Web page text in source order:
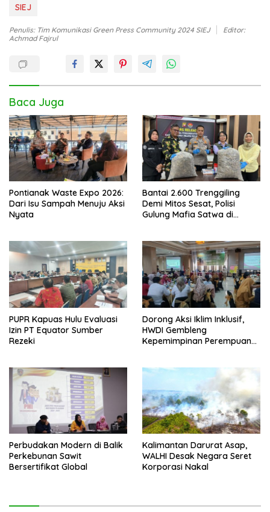
SIEJ
Penulis: Tim Komunikasi Green Press Community 2024 SIEJ
Editor:
Achmad Fajrul
Baca Juga
Pontianak Waste Expo 2026:
Dari Isu Sampah Menuju Aksi
Nyata
Bantai 2.600 Trenggiling
Demi Mitos Sesat, Polisi
Gulung Mafia Satwa di
PUPR Kapuas Hulu Evaluasi
Izin PT Equator Sumber
Rezeki
Dorong Aksi Iklim Inklusif,
HWDI Gembleng
Kepemimpinan Perempuan
Perbudakan Modern di Balik
Perkebunan Sawit
Bersertifikat Global
Kalimantan Darurat Asap,
WALHI Desak Negara Seret
Korporasi Nakal